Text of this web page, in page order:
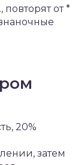
повторят от *
20%
затем